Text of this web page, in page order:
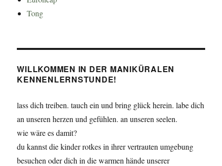
Tong
WILLKOMMEN IN DER MANIKÜRALEN
KENNENLERNSTUNDE!
lass dich treiben. tauch ein und bring glück herein. labe dich
an unseren herzen und gefühlen. an unseren seelen.
wie wäre es damit?
du kannst die kinder rotkes in ihrer vertrauten umgebung
besuchen oder dich in die warmen hände unserer